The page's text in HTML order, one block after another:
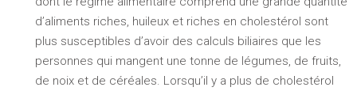
d’aliments riches, huileux et riches en cholestérol sont
plus susceptibles d’avoir des calculs biliaires que les
personnes qui mangent une tonne de légumes, de fruits,
de noix et de céréales. Lorsqu’il y a plus de cholestérol